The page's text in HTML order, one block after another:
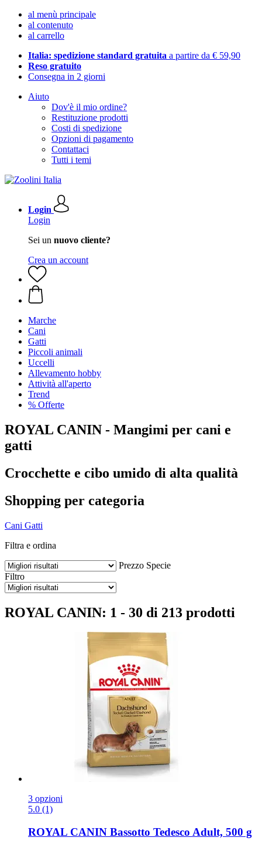
al menù principale
al contenuto
al carrello
Italia: spedizione standard gratuita a partire da € 59,90
Reso gratuito
Consegna in 2 giorni
Aiuto
Dov'è il mio ordine?
Restituzione prodotti
Costi di spedizione
Opzioni di pagamento
Contattaci
Tutti i temi
Login
Login
Sei un nuovo cliente?
Crea un account
Marche
Cani
Gatti
Piccoli animali
Uccelli
Allevamento hobby
Attività all'aperto
Trend
% Offerte
ROYAL CANIN - Mangimi per cani e
gatti
Crocchette e cibo umido di alta qualità
Shopping per categoria
Cani Gatti
Filtra e ordina
Prezzo Specie
Filtro
ROYAL CANIN: 1 - 30 di 213 prodotti
3 opzioni
5.0 (1)
ROYAL CANIN Bassotto Tedesco Adult, 500 g